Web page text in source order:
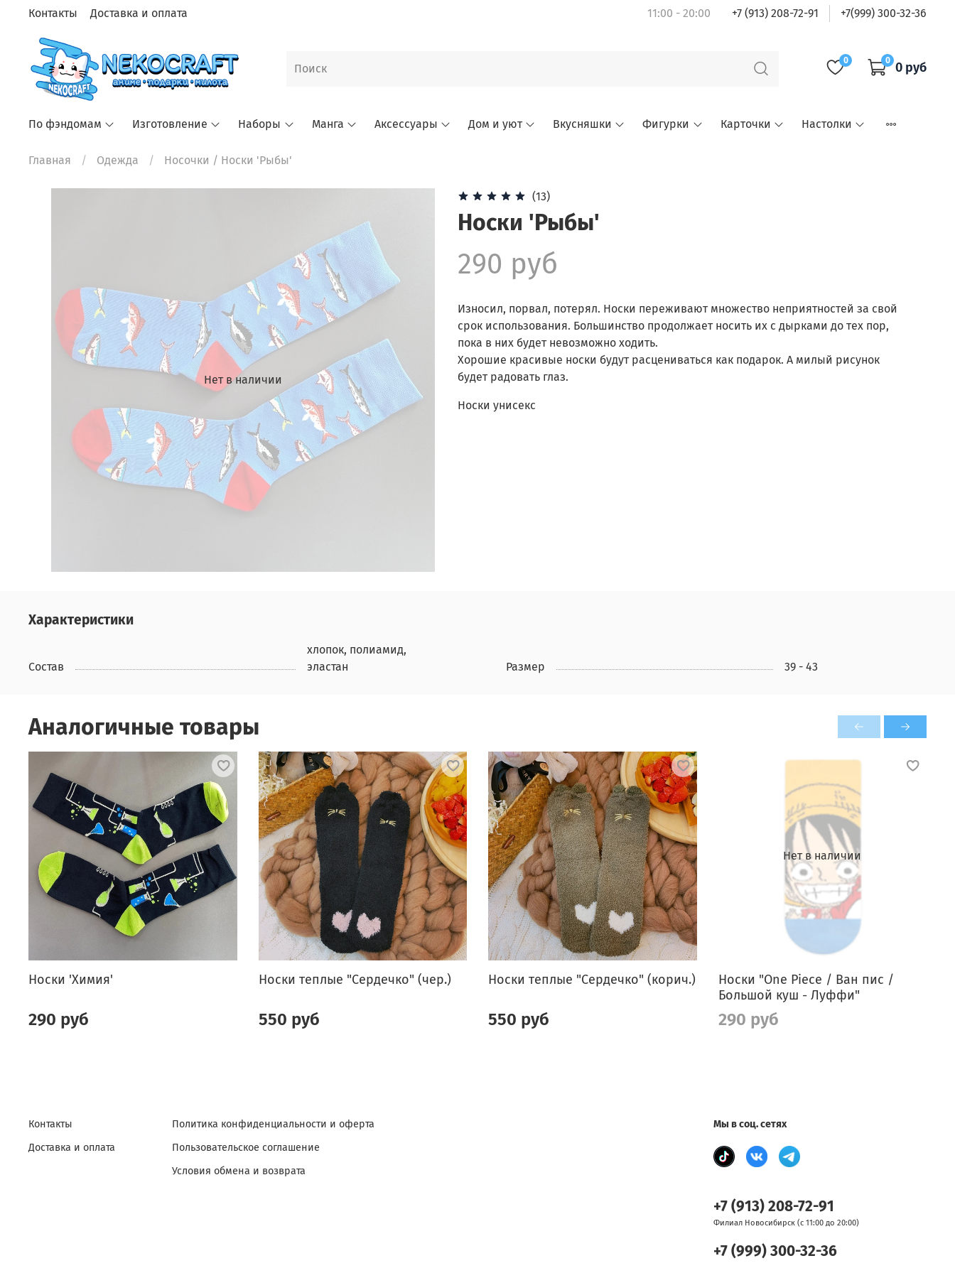
Контакты Доставка и оплата 11:00 - 20:00 +7 (913) 208-72-91 +7(999) 300-32-36
0 0 0 руб
По фэндомам Изготовление Наборы Манга Аксессуары Дом и уют Вкусняшки Фигурки Карточки Настолки
Главная Одежда Носочки / Носки 'Рыбы'
Нет в наличии
(13)
Носки 'Рыбы'
290 руб
Износил, порвал, потерял. Носки переживают множество неприятностей за свой
срок использования. Большинство продолжает носить их с дырками до тех пор,
пока в них будет невозможно ходить.
Хорошие красивые носки будут расцениваться как подарок. А милый рисунок
будет радовать глаз.
Носки унисекс
Характеристики
Состав
хлопок, полиамид,
эластан
Размер 39 - 43
Аналогичные товары
Носки 'Химия'
290 руб
Носки теплые "Сердечко" (чер.)
550 руб
Носки теплые "Сердечко" (корич.)
550 руб
Нет в наличии
Носки "One Piece / Ван пис /
Большой куш - Луффи"
290 руб
Контакты
Доставка и оплата
Политика конфиденциальности и оферта
Пользовательское соглашение
Условия обмена и возврата
Мы в соц. сетях
+7 (913) 208-72-91
Филиал Новосибирск (с 11:00 до 20:00)
+7 (999) 300-32-36